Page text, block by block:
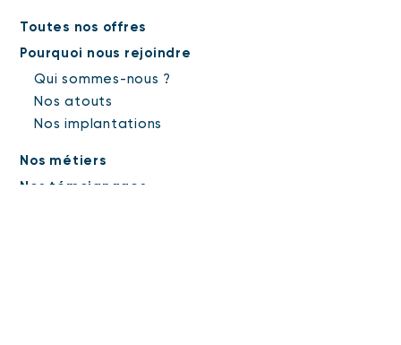
Toutes nos offres
Pourquoi nous rejoindre
Qui sommes-nous ?
Nos atouts
Nos implantations
Nos métiers
Nos témoignages